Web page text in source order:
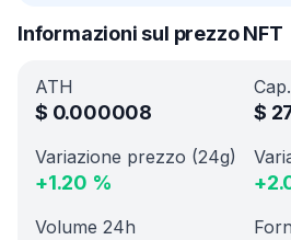
Informazioni sul prezzo NFT
ATH
$ 0.000008 $
Variazione prezzo (24g)
+1.20 % +
Volume 24h